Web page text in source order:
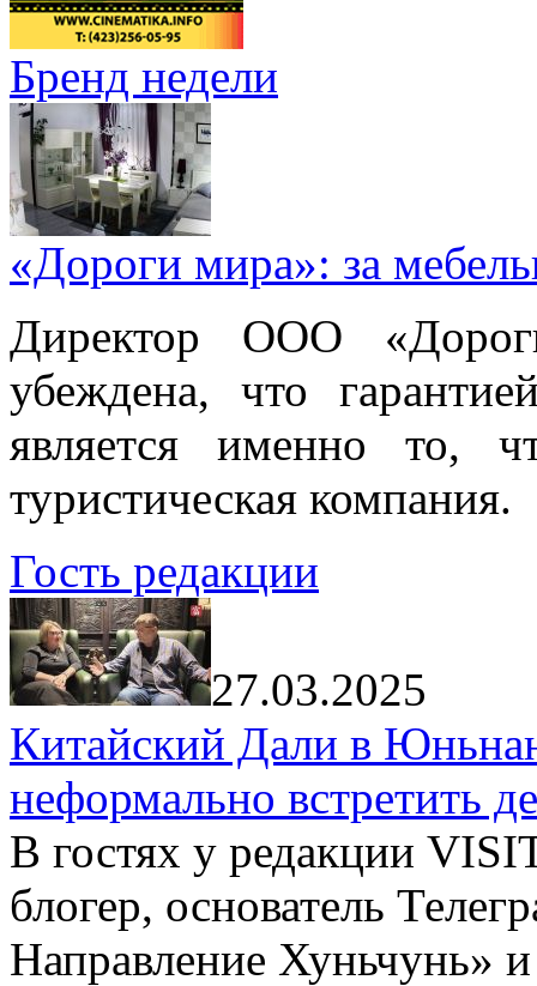
Бренд недели
«Дороги мира»: за
Директор ООО
убеждена, что
является именно то,
туристическая компания.
Гость редакции
27.03.2025
Китайский Дали в
неформально встретить
В гостях у редакции
блогер, основатель
Направление Хуньчунь»